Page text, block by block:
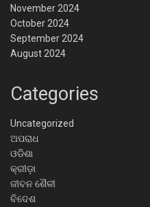
November 2024
October 2024
September 2024
August 2024
Categories
Uncategorized
ଅପରାଧ
ଓଡିଶା
କ୍ରୀଡ଼ା
ଜୀବନ ଶୈଳୀ
ବିଦେଶ